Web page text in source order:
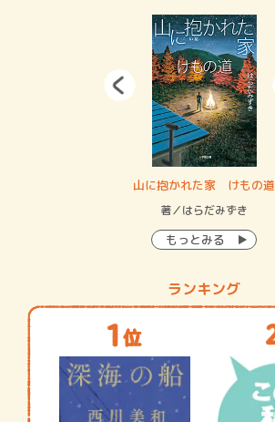
山に抱かれた家 けもの道
著／はらだみずき
もっとみる
ランキング